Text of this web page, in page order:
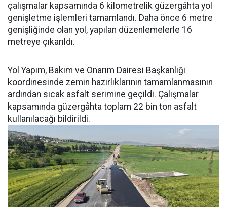
çalışmalar kapsamında 6 kilometrelik güzergâhta yol
genişletme işlemleri tamamlandı. Daha önce 6 metre
genişliğinde olan yol, yapılan düzenlemelerle 16
metreye çıkarıldı.
Yol Yapım, Bakım ve Onarım Dairesi Başkanlığı
koordinesinde zemin hazırlıklarının tamamlanmasının
ardından sıcak asfalt serimine geçildi. Çalışmalar
kapsamında güzergâhta toplam 22 bin ton asfalt
kullanılacağı bildirildi.